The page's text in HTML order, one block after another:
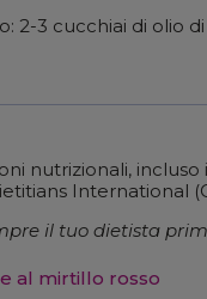
2-3 cucchiai di olio
nutrizionali,
International
il tuo dietista
al mirtillo rosso